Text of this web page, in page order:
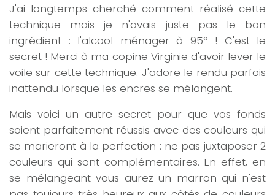
J'ai longtemps cherché comment réalisé cette
technique mais je n'avais juste pas le bon
ingrédient : l'alcool ménager à 95° ! C'est le
secret ! Merci à ma copine Virginie d'avoir lever le
voile sur cette technique. J'adore le rendu parfois
inattendu lorsque les encres se mélangent.
Mais voici un autre secret pour que vos fonds
soient parfaitement réussis avec des couleurs qui
se marieront à la perfection : ne pas juxtaposer 2
couleurs qui sont complémentaires. En effet, en
se mélangeant vous aurez un marron qui n'est